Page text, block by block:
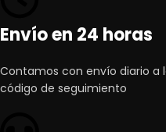
Envío en 24 horas
Contamos con envío diario a
código de seguimiento